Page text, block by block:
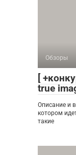
Обзоры
[
true
Описание и
котором
такие